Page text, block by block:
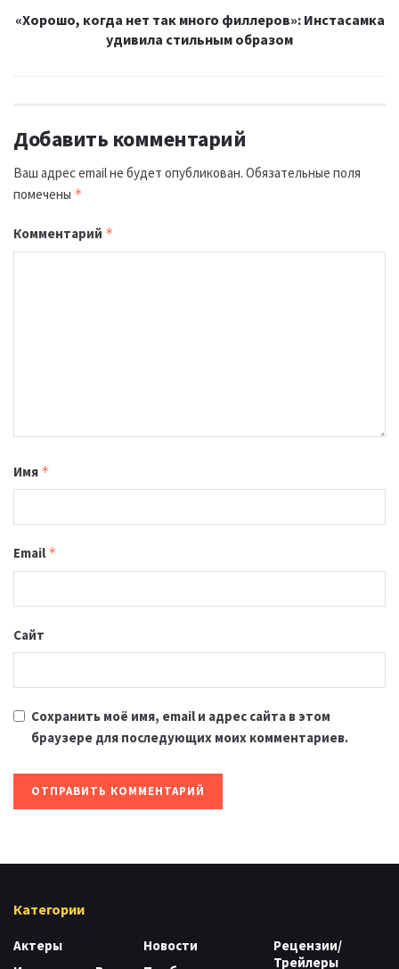
«Хорошо, когда нет так много филлеров»: Инстасамка
удивила стильным образом
Добавить комментарий
Ваш адрес email не будет опубликован. Обязательные поля
помечены *
Комментарий *
Имя *
Email *
Сайт
Сохранить моё имя, email и адрес сайта в этом
браузере для последующих моих комментариев.
Категории
Актеры
Новости
Рецензии/
Трейлеры